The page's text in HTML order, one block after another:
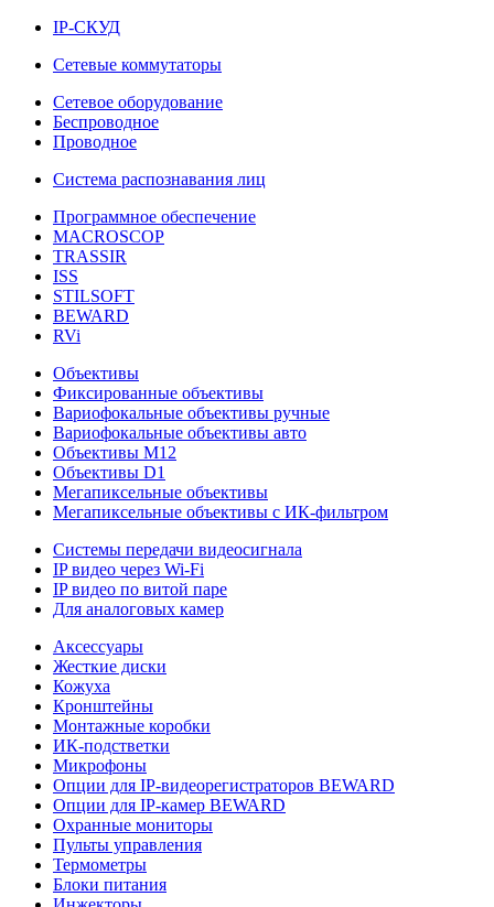
IP-СКУД
Сетевые коммутаторы
Сетевое оборудование
Беспроводное
Проводное
Система распознавания лиц
Программное обеспечение
MACROSCOP
TRASSIR
ISS
STILSOFT
BEWARD
RVi
Объективы
Фиксированные объективы
Вариофокальные объективы ручные
Вариофокальные объективы авто
Объективы М12
Объективы D1
Мегапиксельные объективы
Мегапиксельные объективы с ИК-фильтром
Системы передачи видеосигнала
IP видео через Wi-Fi
IP видео по витой паре
Для аналоговых камер
Аксессуары
Жесткие диски
Кожуха
Кронштейны
Монтажные коробки
ИК-подстветки
Микрофоны
Опции для IP-видеорегистраторов BEWARD
Опции для IP-камер BEWARD
Охранные мониторы
Пульты управления
Термометры
Блоки питания